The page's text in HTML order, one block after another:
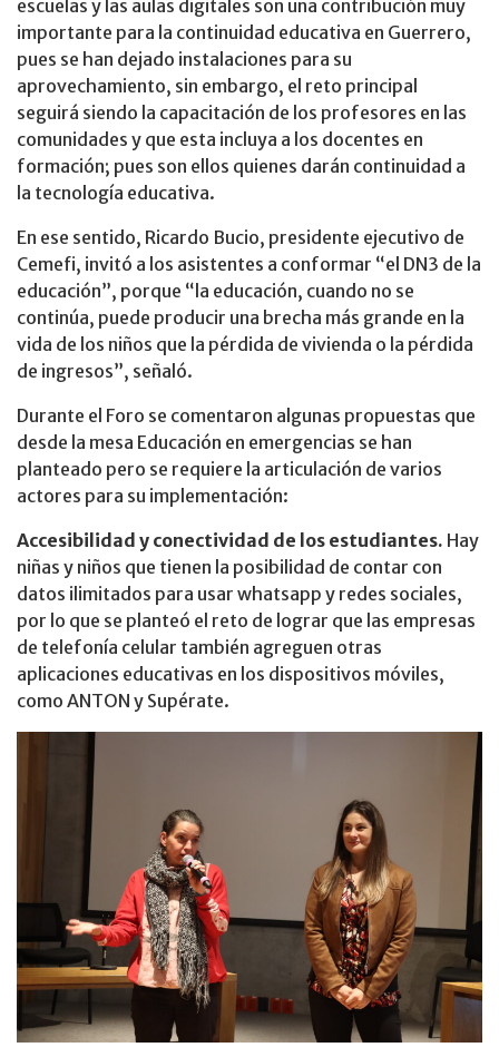
escuelas y las aulas digitales son una contribución muy
importante para la continuidad educativa en Guerrero,
pues se han dejado instalaciones para su
aprovechamiento, sin embargo, el reto principal
seguirá siendo la capacitación de los profesores en las
comunidades y que esta incluya a los docentes en
formación; pues son ellos quienes darán continuidad a
la tecnología educativa.
En ese sentido, Ricardo Bucio, presidente ejecutivo de
Cemefi, invitó a los asistentes a conformar “el DN3 de la
educación”, porque “la educación, cuando no se
continúa, puede producir una brecha más grande en la
vida de los niños que la pérdida de vivienda o la pérdida
de ingresos”, señaló.
Durante el Foro se comentaron algunas propuestas que
desde la mesa Educación en emergencias se han
planteado pero se requiere la articulación de varios
actores para su implementación:
Accesibilidad y conectividad de los estudiantes. Hay
niñas y niños que tienen la posibilidad de contar con
datos ilimitados para usar whatsapp y redes sociales,
por lo que se planteó el reto de lograr que las empresas
de telefonía celular también agreguen otras
aplicaciones educativas en los dispositivos móviles,
como ANTON y Supérate.